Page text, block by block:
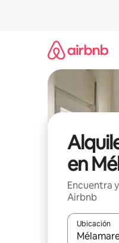
en
Encuentra
Airbnb
Ubicación
Cuando